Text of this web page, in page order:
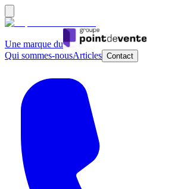
Une marque du
Qui sommes-nousArticles Contact